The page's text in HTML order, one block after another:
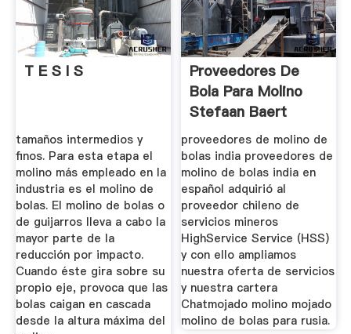
T E S I S
tamaños intermedios y
finos. Para esta etapa el
molino más empleado en la
industria es el molino de
bolas. El molino de bolas o
de guijarros lleva a cabo la
mayor parte de la
reducción por impacto.
Cuando éste gira sobre su
propio eje, provoca que las
bolas caigan en cascada
desde la altura máxima del
Proveedores De
Bola Para Molino
Stefaan Baert
proveedores de molino de
bolas india proveedores de
molino de bolas india en
español adquirió al
proveedor chileno de
servicios mineros
HighService Service (HSS)
y con ello ampliamos
nuestra oferta de servicios
y nuestra cartera
Chatmojado molino mojado
molino de bolas para rusia.